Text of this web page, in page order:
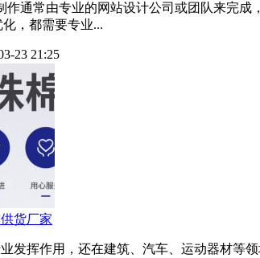
作通常由专业的网站设计公司或团队来完
，都需要专业...
23 21:25
货厂家
发挥作用，还在建筑、汽车、运动器材等